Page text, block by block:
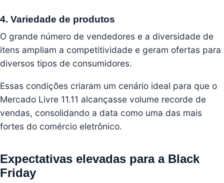
4. Variedade de produtos
O grande número de vendedores e a diversidade de
itens ampliam a competitividade e geram ofertas para
diversos tipos de consumidores.
Essas condições criaram um cenário ideal para que o
Mercado Livre 11.11 alcançasse volume recorde de
vendas, consolidando a data como uma das mais
fortes do comércio eletrônico.
Expectativas elevadas para a Black
Friday